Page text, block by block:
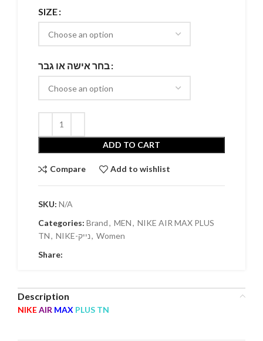
SIZE
בחר אישה או גבר
ADD TO CART
Compare Add to wishlist
SKU: N/A
Categories: Brand, MEN, NIKE AIR MAX PLUS
TN, NIKE-נייק, Women
Share:
Description
NIKEAIR MAX PLUS TN